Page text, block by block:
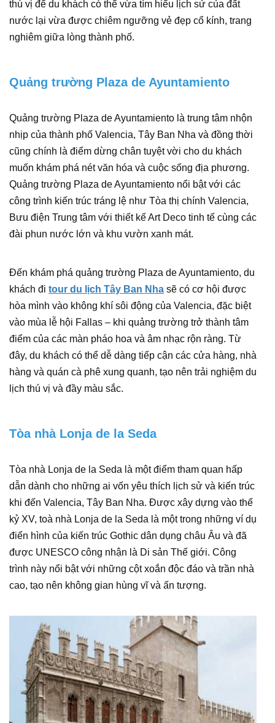
thú vị để du khách có thể vừa tìm hiểu lịch sử của đất
nước lại vừa được chiêm ngưỡng vẻ đẹp cổ kính, trang
nghiêm giữa lòng thành phố.
Quảng trường Plaza de Ayuntamiento
Quảng trường Plaza de Ayuntamiento là trung tâm nhộn
nhịp của thành phố Valencia, Tây Ban Nha và đồng thời
cũng chính là điểm dừng chân tuyệt vời cho du khách
muốn khám phá nét văn hóa và cuộc sống địa phương.
Quảng trường Plaza de Ayuntamiento nổi bật với các
công trình kiến trúc tráng lệ như Tòa thị chính Valencia,
Bưu điện Trung tâm với thiết kế Art Deco tinh tế cùng các
đài phun nước lớn và khu vườn xanh mát.
Đến khám phá quảng trường Plaza de Ayuntamiento, du
khách đi tour du lịch Tây Ban Nha sẽ có cơ hội được
hòa mình vào không khí sôi động của Valencia, đặc biệt
vào mùa lễ hội Fallas – khi quảng trường trở thành tâm
điểm của các màn pháo hoa và âm nhạc rộn ràng. Từ
đây, du khách có thể dễ dàng tiếp cận các cửa hàng, nhà
hàng và quán cà phê xung quanh, tạo nên trải nghiệm du
lịch thú vị và đầy màu sắc.
Tòa nhà Lonja de la Seda
Tòa nhà Lonja de la Seda là một điểm tham quan hấp
dẫn dành cho những ai vốn yêu thích lịch sử và kiến trúc
khi đến Valencia, Tây Ban Nha. Được xây dựng vào thế
kỷ XV, toà nhà Lonja de la Seda là một trong những ví dụ
điển hình của kiến trúc Gothic dân dụng châu Âu và đã
được UNESCO công nhận là Di sản Thế giới. Công
trình này nổi bật với những cột xoắn độc đáo và trần nhà
cao, tạo nên không gian hùng vĩ và ấn tượng.